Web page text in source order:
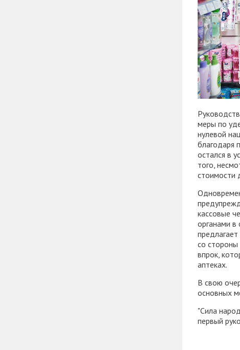
меры по
нулевой
благодаря
остался в
того,
стоимости
кассовые
органами в
со стороны
впрок,
аптеках.
В свою
основных
"Сила
первый